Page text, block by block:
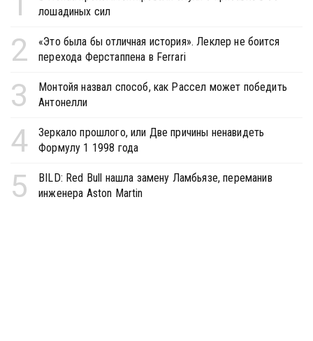
лошадиных сил
2
«Это была бы отличная история». Леклер не боится
перехода Ферстаппена в Ferrari
3
Монтойя назвал способ, как Рассел может победить
Антонелли
4
Зеркало прошлого, или Две причины ненавидеть
Формулу 1 1998 года
5
BILD: Red Bull нашла замену Ламбьязе, переманив
инженера Aston Martin